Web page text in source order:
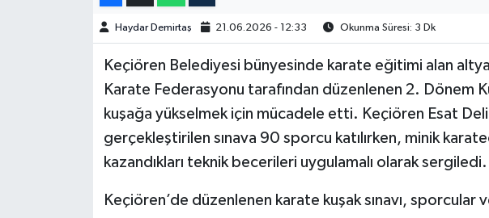
Haydar Demirtaş 21.06.2026 - 12:33 Okunma Süresi: 3 Dk
Keçiören Belediyesi bünyesinde karate eğitimi alan
Karate Federasyonu tarafından düzenlenen 2. Dönem
kuşağa yükselmek için mücadele etti. Keçiören Esat
gerçekleştirilen sınava 90 sporcu katılırken, minik
kazandıkları teknik becerileri uygulamalı olarak sergiledi.
Keçiören’de düzenlenen karate kuşak sınavı, sporcular
Kültür Sanat
Teknoloji
Televizyon